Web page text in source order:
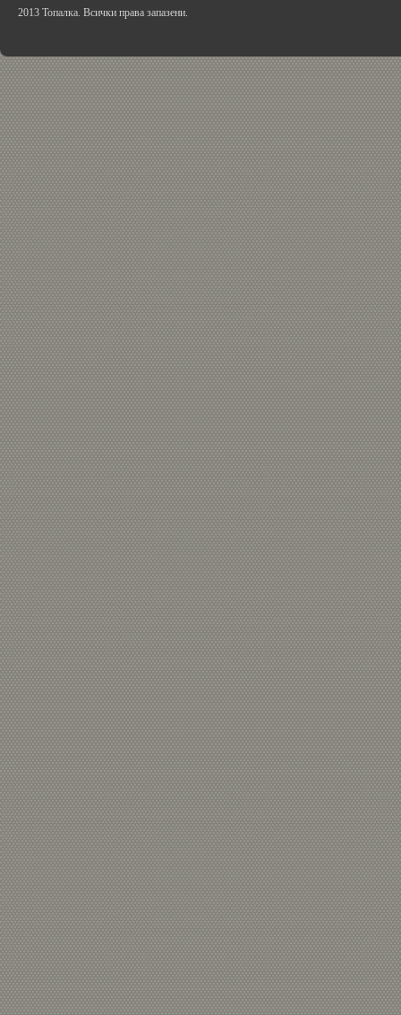
2013 Топалка. Всички права запазени.